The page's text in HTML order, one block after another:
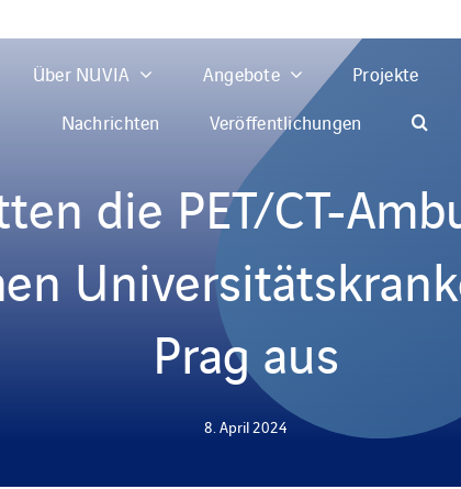
Über NUVIA Angebote Projekte
Nachrichten
Veröffentlichungen
die PET/CT-
Prag aus
8. April 2024